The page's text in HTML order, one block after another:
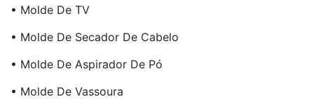
• Molde De TV
• Molde De Secador De Cabelo
• Molde De Aspirador De Pó
• Molde De Vassoura